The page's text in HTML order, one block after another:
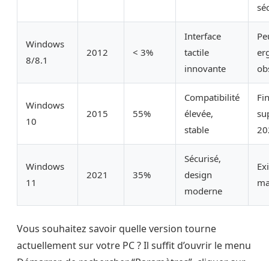
Windows
8/8.1
2012 < 3%
Interface
tactile
innovante
Windows
10
2015 55%
Compatibilité
élevée,
stable
Windows
11
2021 35%
Sécurisé,
design
moderne
Vous souhaitez savoir quelle version tourne
actuellement sur votre PC ? Il suffit d’ouvrir le menu